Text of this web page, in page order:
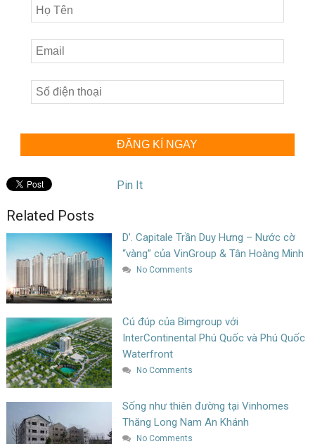
ĐĂNG KÍ NGAY
Pin It
Related Posts
D’. Capitale Trần Duy Hưng – Nước cờ
“vàng” của VinGroup & Tân Hoàng Minh
No Comments
Cú đúp của Bimgroup với
InterContinental Phú Quốc và Phú Quốc
Waterfront
No Comments
Sống như thiên đường tại Vinhomes
Thăng Long Nam An Khánh
No Comments